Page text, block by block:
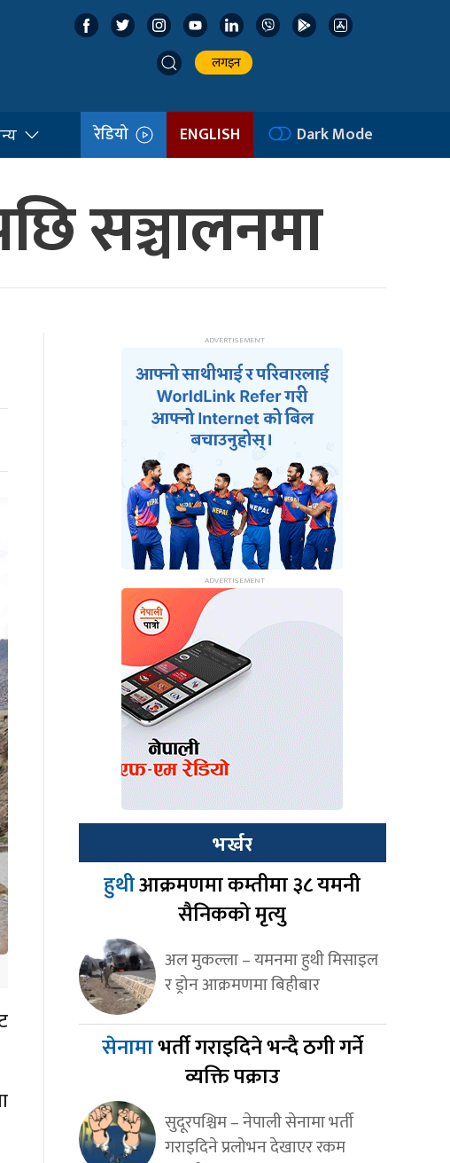
लगइन
रेडियो ENGLISH Dark Mode
सञ्चालनमा
भर्खर
हुथीआक्रमणमा कम्तीमा ३८ यमनी
सैनिकको मृत्यु
अल मुकल्ला – यमनमा हुथी मिसाइल
र ड्रोन आक्रमणमा बिहीबार
सेनामाभर्ती गराइदिने भन्दै ठगी गर्ने
व्यक्ति पक्राउ
सुदूरपश्चिम – नेपाली सेनामा भर्ती
गराइदिने प्रलोभन देखाएर रकम